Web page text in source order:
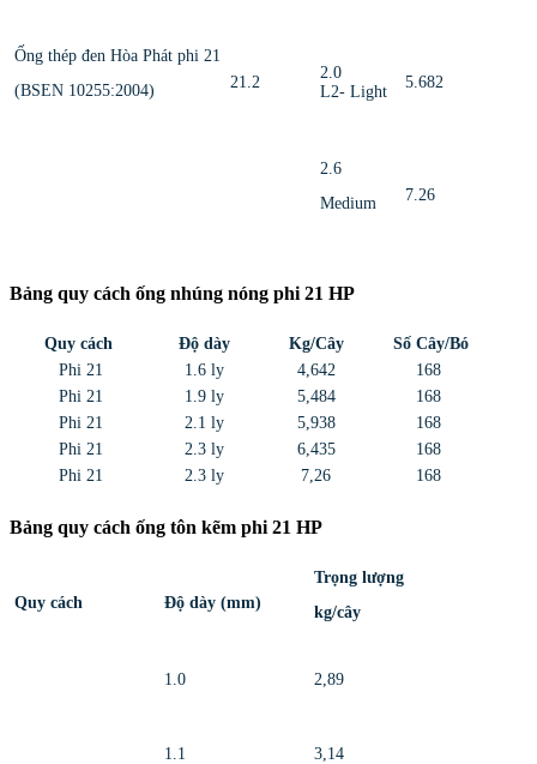
Ống thép đen Hòa Phát phi 21
(BSEN 10255:2004)
21.2
2.0
L2- Light
5.682
2.6
Medium
7.26
Bảng quy cách ống nhúng nóng phi 21 HP
Quy cách Độ dày Kg/Cây
Số Cây/Bó
Phi 21
1.6 ly 4,642
168
Phi 21
1.9 ly 5,484
168
Phi 21
2.1 ly 5,938
168
Phi 21
2.3 ly 6,435
168
Phi 21
2.3 ly 7,26 168
Bảng quy cách ống tôn kẽm phi 21 HP
Quy cách Độ dày (mm)
Trọng lượng
kg/cây
1.0 2,89
1.1 3,14